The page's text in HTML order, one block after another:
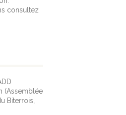
consultez
(Assemblée
Biterrois,